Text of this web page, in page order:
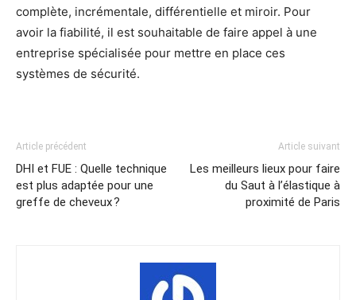
complète, incrémentale, différentielle et miroir. Pour
avoir la fiabilité, il est souhaitable de faire appel à une
entreprise spécialisée pour mettre en place ces
systèmes de sécurité.
Article précédent
DHI et FUE : Quelle technique
est plus adaptée pour une
greffe de cheveux ?
Article suivant
Les meilleurs lieux pour faire
du Saut à l’élastique à
proximité de Paris